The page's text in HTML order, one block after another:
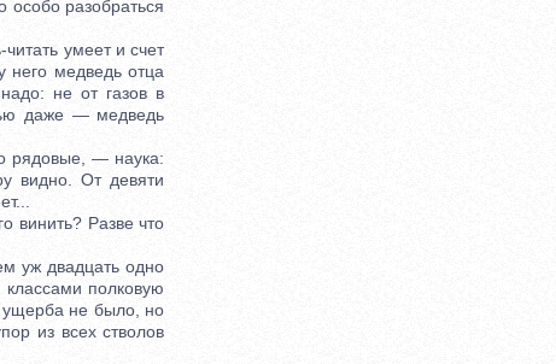
разобраться
умеет и счет
него медведь отца
не от газов в
даже — медведь
рядовые, — наука:
видно. От девяти
винить? Разве что
уж двадцать одно
полковую
ущерба не было, но
из всех стволов